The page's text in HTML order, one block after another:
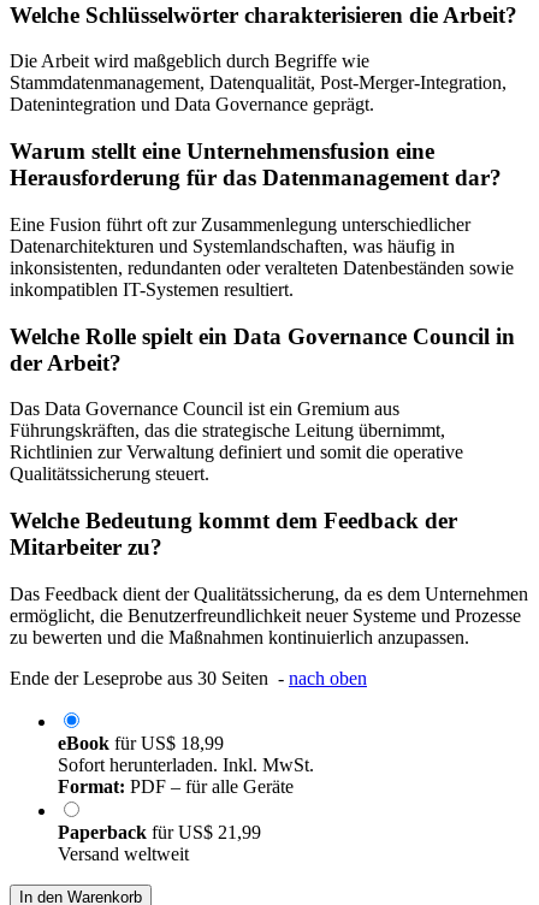
Welche Schlüsselwörter charakterisieren die Arbeit?
Die Arbeit wird maßgeblich durch Begriffe wie
Stammdatenmanagement, Datenqualität, Post-Merger-Integration,
Datenintegration und Data Governance geprägt.
Warum stellt eine Unternehmensfusion eine
Herausforderung für das Datenmanagement dar?
Eine Fusion führt oft zur Zusammenlegung unterschiedlicher
Datenarchitekturen und Systemlandschaften, was häufig in
inkonsistenten, redundanten oder veralteten Datenbeständen sowie
inkompatiblen IT-Systemen resultiert.
Welche Rolle spielt ein Data Governance Council in
der Arbeit?
Das Data Governance Council ist ein Gremium aus
Führungskräften, das die strategische Leitung übernimmt,
Richtlinien zur Verwaltung definiert und somit die operative
Qualitätssicherung steuert.
Welche Bedeutung kommt dem Feedback der
Mitarbeiter zu?
Das Feedback dient der Qualitätssicherung, da es dem Unternehmen
ermöglicht, die Benutzerfreundlichkeit neuer Systeme und Prozesse
zu bewerten und die Maßnahmen kontinuierlich anzupassen.
Ende der Leseprobe aus 30 Seiten - nach oben
eBook fürUS$ 18,99
Sofort herunterladen. Inkl. MwSt.
Format: PDF – für alle Geräte
Paperback fürUS$ 21,99
Versand weltweit
In den Warenkorb